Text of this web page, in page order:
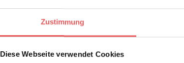
Zustimmung
Diese Webseite verwendet Cookies